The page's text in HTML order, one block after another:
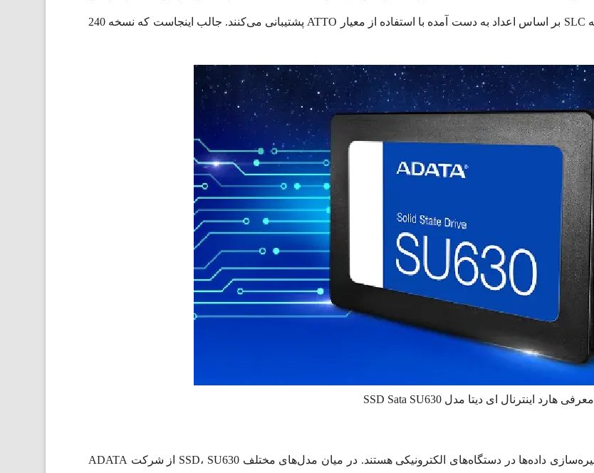
متوالی تا 450 مگابایت بر ثانیه در صورت فعال بودن کش شبه SLC بر اساس اعداد به دست آمده با استفاده از معیار ATTO پشتیبانی می‌کنند. جالب اینجاست که نسخه 240
معرفی هارد اینترنال ای دیتا مدل SSD Sata SU630
هارد دیسک‌های SSD، امروزه یکی از اصلی‌ترین ابزارهای ذخیره‌سازی داده‌ها در دستگاه‌های الکترونیکی هستند. در میان مدل‌های مختلف SSD، SU630 از شرکت ADATA